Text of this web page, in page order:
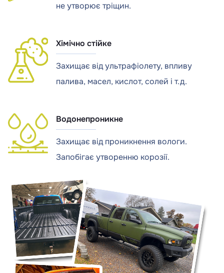
не утворює тріщин.
Хімічно стійке
Захищає від ультрафіолету, впливу
палива, масел, кислот, солей і т.д.
Водонепроникне
Захищає від проникнення вологи.
Запобігає утворенню корозії.